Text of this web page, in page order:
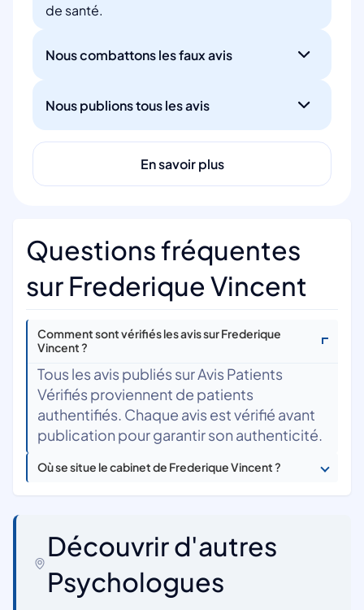
de santé.
Nous combattons les faux avis
Nous publions tous les avis
En savoir plus
Questions fréquentes
sur Frederique Vincent
Comment sont vérifiés les avis sur Frederique
Vincent ?
Tous les avis publiés sur Avis Patients
Vérifiés proviennent de patients
authentifiés. Chaque avis est vérifié avant
publication pour garantir son authenticité.
Où se situe le cabinet de Frederique Vincent ?
Découvrir d'autres
Psychologues